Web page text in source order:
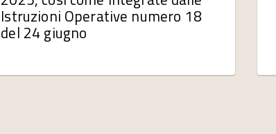
Istruzioni Operative numero 18
del 24 giugno